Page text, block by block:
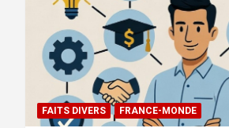
FAITS DIVERS FRANCE-MONDE